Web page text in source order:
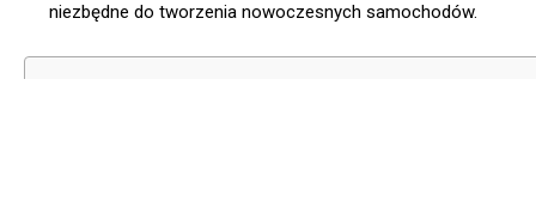
niezbędne do tworzenia nowoczesnych samochodów.